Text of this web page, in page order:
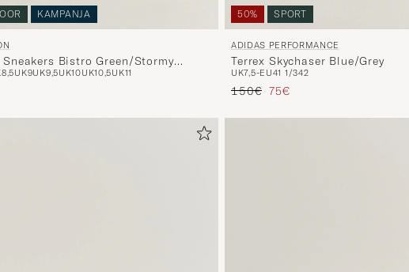
KAMPANJA
Sneakers Bistro Green/Stormy
UK9UK9,5UK10UK10,5UK11
50% SPORT
ADIDAS PERFORMANCE
Terrex Skychaser Blue/Grey
UK7,5-EU41 1/342
Tavallinen hinta
150€ Alennettu hinta
75€